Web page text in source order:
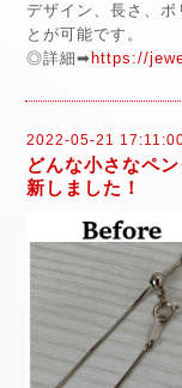
デザイン、長さ、ボ
とが可能です。
◎詳細➡https://
2022-05-21
どんな小さなペ
新しました！